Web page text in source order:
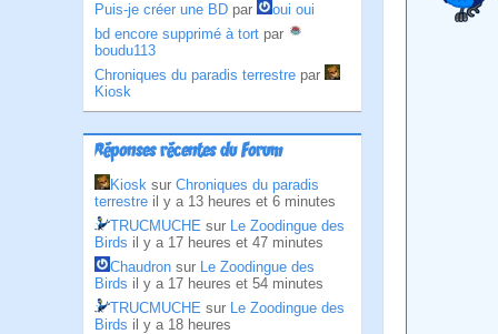
Puis-je créer une BD par
oui oui
bd encore supprimé à tort par
boudu113
Chroniques du paradis terrestre par
Kiosk
Réponses récentes du Forum
Kiosk sur Chroniques du paradis
terrestre il y a 13 heures et 6 minutes
TRUCMUCHE sur Le Zoodingue des
Birds il y a 17 heures et 47 minutes
Chaudron sur Le Zoodingue des
Birds il y a 17 heures et 54 minutes
TRUCMUCHE sur Le Zoodingue des
Birds il y a 18 heures